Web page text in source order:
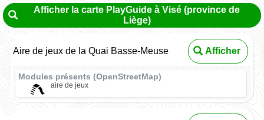
Afficher la carte PlayGuide à Visé (province de
Liège)
Aire de jeux de la Quai Basse-Meuse Afficher
Modules présents (OpenStreetMap)
aire de jeux